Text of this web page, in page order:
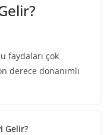
faydaları çok
derece donanımlı
Gelir?